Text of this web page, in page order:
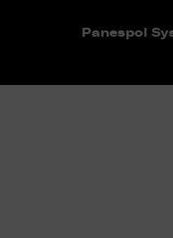
Panespol